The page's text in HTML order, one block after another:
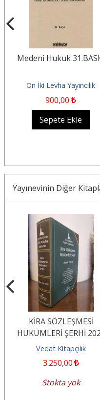
Medeni Hukuk
On İki Levha Yayıncılık
900,00
Sepete Ekle
Yayınevinin Diğer
KİRA SÖZLEŞMESİ
HÜKÜMLERİ ŞERHİ
EMRE GÖKYAYLA
Vedat Kitapçılık
3.250,00
Stokta yok